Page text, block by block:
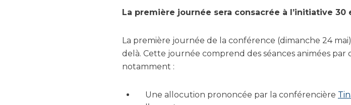
La première journée sera consacrée à l’initiative 30
La première journée de la conférence (dimanche 24
delà. Cette journée comprend des séances animées
notamment :
Une allocution prononcée par la conférencière